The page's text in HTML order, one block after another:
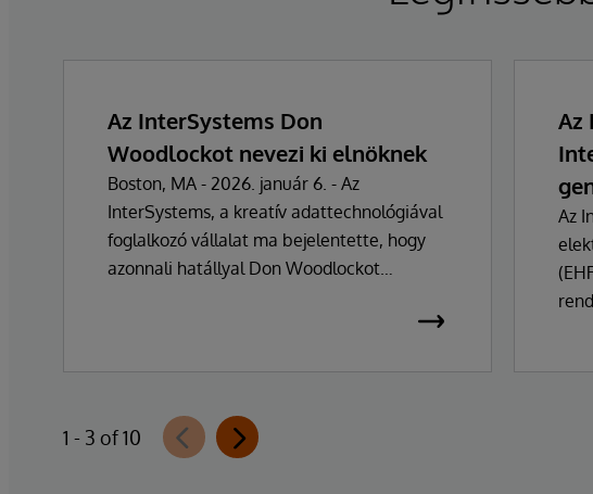
Az InterSystems Don
Woodlockot nevezi ki elnöknek
Boston, MA - 2026. január 6. - Az
InterSystems, a kreatív adattechnológiával
foglalkozó vállalat ma bejelentette, hogy
azonnali hatállyal Don Woodlockot
visszavonul, hogy a vállalat üzleti és
Az
Az
1 - 3 of 10